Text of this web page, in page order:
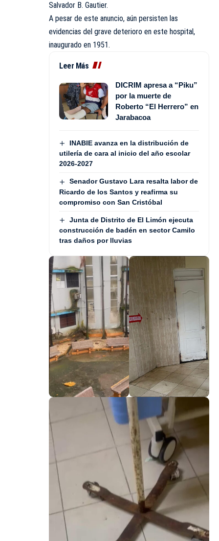
Salvador B. Gautier.
A pesar de este anuncio, aún persisten las
evidencias del grave deterioro en este hospital,
inaugurado en 1951.
Leer Más
DICRIM apresa a “Piku”
por la muerte de
Roberto “El Herrero” en
Jarabacoa
INABIE avanza en la distribución de
utilería de cara al inicio del año escolar
2026-2027
Senador Gustavo Lara resalta labor de
Ricardo de los Santos y reafirma su
compromiso con San Cristóbal
Junta de Distrito de El Limón ejecuta
construcción de badén en sector Camilo
tras daños por lluvias